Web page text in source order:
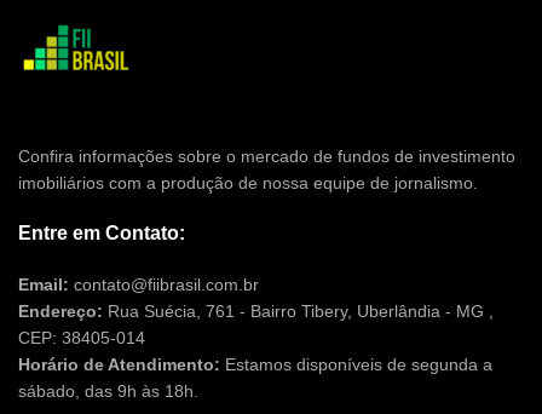
Confira informações sobre o mercado de fundos de investimento
imobiliários com a produção de nossa equipe de jornalismo.
Entre em Contato:
Email: contato@fiibrasil.com.br
Endereço: Rua Suécia, 761 - Bairro Tibery, Uberlândia - MG ,
CEP: 38405-014
Horário de Atendimento: Estamos disponíveis de segunda a
sábado, das 9h às 18h.